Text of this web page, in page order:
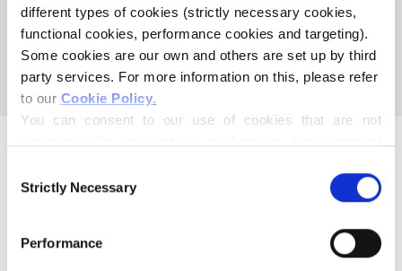
different types of cookies (strictly necessary cookies,
functional cookies, performance cookies and targeting).
Some cookies are our own and others are set up by third
party services. For more information on this, please refer
to our Cookie Policy.
You can consent to our use of cookies that are not
controller, may process your personal data for the
You may change or withdraw your consent at any time
via our Cookie Policy
, where you can also find
Selection
Strictly Necessary
Performance
Deze collectie is leeg
GA VERDER MET WINKELEN
Moeder en dochter maken breipatronen en garen van hoge
kwaliteit met respect voor dieren en ons milieu. Gevestigd